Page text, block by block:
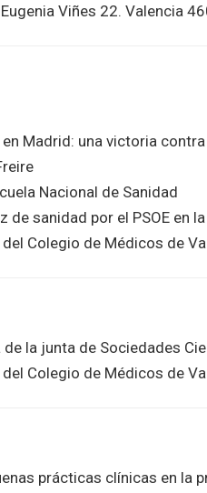
Viñes 22. Valencia
en Madrid: una victoria
Nacional de Sanidad
de sanidad por el PSOE en
del Colegio de Médicos de
de la junta de Sociedades
del Colegio de Médicos de
prácticas clínicas en la